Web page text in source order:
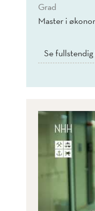
Grad
Master i
Se fullstendig